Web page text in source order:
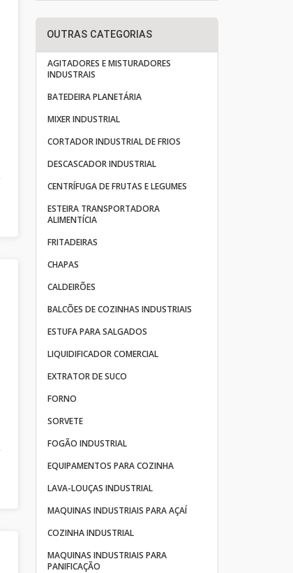
OUTRAS CATEGORIAS
AGITADORES E MISTURADORES
INDUSTRAIS
BATEDEIRA PLANETÁRIA
MIXER INDUSTRIAL
CORTADOR INDUSTRIAL DE FRIOS
DESCASCADOR INDUSTRIAL
CENTRÍFUGA DE FRUTAS E LEGUMES
ESTEIRA TRANSPORTADORA
ALIMENTÍCIA
FRITADEIRAS
CHAPAS
CALDEIRÕES
BALCÕES DE COZINHAS INDUSTRIAIS
ESTUFA PARA SALGADOS
LIQUIDIFICADOR COMERCIAL
EXTRATOR DE SUCO
FORNO
SORVETE
FOGÃO INDUSTRIAL
EQUIPAMENTOS PARA COZINHA
LAVA-LOUÇAS INDUSTRIAL
MAQUINAS INDUSTRIAIS PARA AÇAÍ
COZINHA INDUSTRIAL
MAQUINAS INDUSTRIAIS PARA
PANIFICAÇÃO